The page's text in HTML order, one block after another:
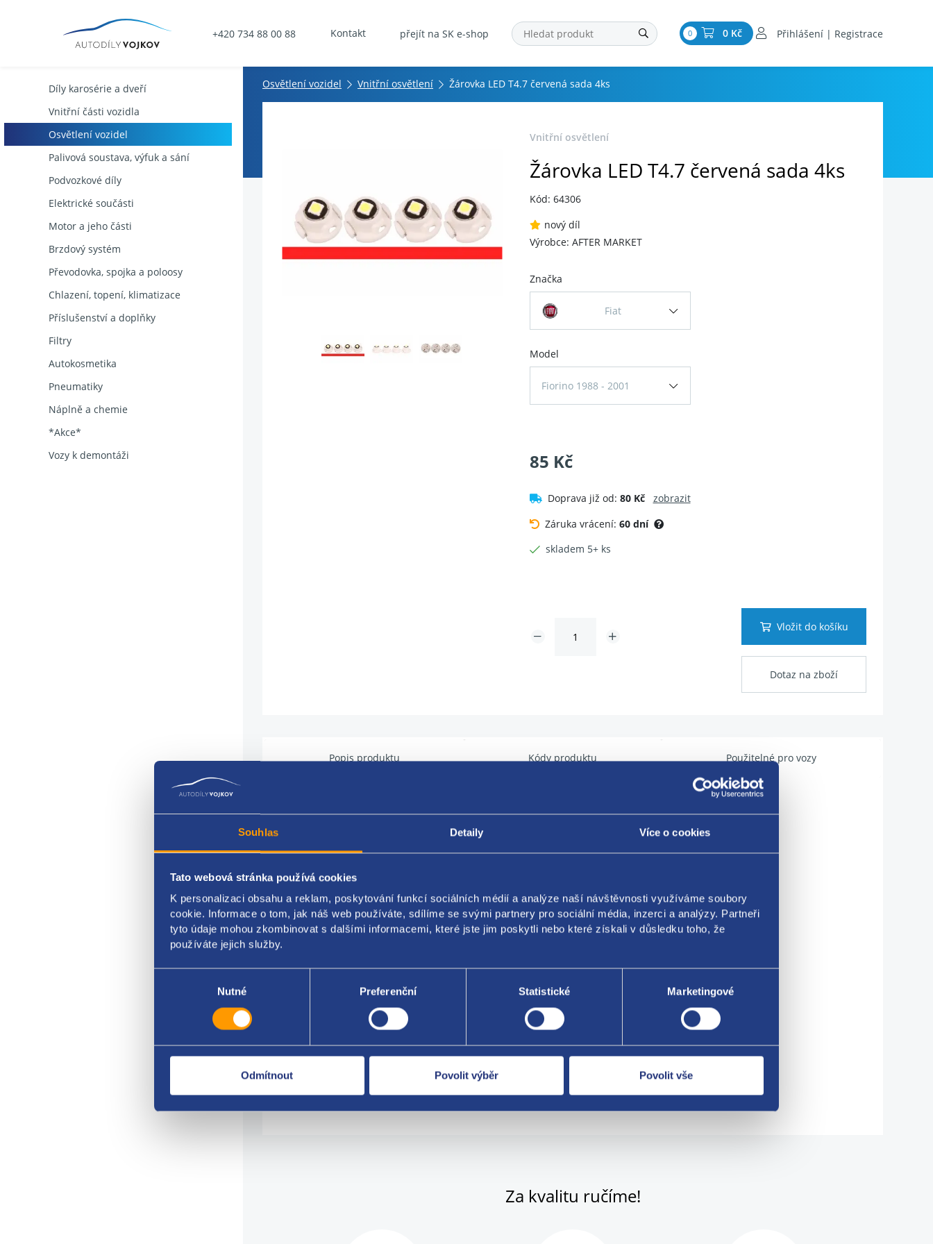
Souhlas Detaily Více o cookies
Tato webová stránka používá cookies
K personalizaci obsahu a reklam, poskytování funkcí sociálních médií a analýze naší návštěvnosti využíváme soubory
cookie. Informace o tom, jak náš web používáte, sdílíme se svými partnery pro sociální média, inzerci a analýzy. Partneři
tyto údaje mohou zkombinovat s dalšími informacemi, které jste jim poskytli nebo které získali v důsledku toho, že
používáte jejich služby.
Nutné Preferenční Statistické Marketingové
Odmítnout Povolit výběr Povolit vše
+420 734 88 00 88 Kontakt přejít na SK e-shop 0 0 Kč Přihlášení | Registrace
Díly karosérie a dveří
Vnitřní části vozidla
Osvětlení vozidel
Palivová soustava, výfuk a sání
Podvozkové díly
Elektrické součásti
Motor a jeho části
Brzdový systém
Převodovka, spojka a poloosy
Chlazení, topení, klimatizace
Příslušenství a doplňky
Filtry
Autokosmetika
Pneumatiky
Náplně a chemie
*Akce*
Vozy k demontáži
Osvětlení vozidel Vnitřní osvětlení Žárovka LED T4.7 červená sada 4ks
Vnitřní osvětlení
Žárovka LED T4.7 červená sada 4ks
Kód: 64306
nový díl
Výrobce: AFTER MARKET
Značka
Fiat
Model
Fiorino 1988 - 2001
85 Kč
Doprava již od: 80 Kč
zobrazit
Záruka vrácení: 60 dní
skladem 5+ ks
Vložit do košíku
Dotaz na zboží
Popis produktu Kódy produktu Použitelné pro vozy
Náhradní LED žárovka
použití: panely topení, přístrojové štíty, podsvícení přístrojů
Patice: T4,7
vynikající do vozidel, kde dochází k častému praskání klasických žárovek
pro všechny osobní vozy, dodávky a motocykly s palubním napětím 12 V
Za kvalitu ručíme!